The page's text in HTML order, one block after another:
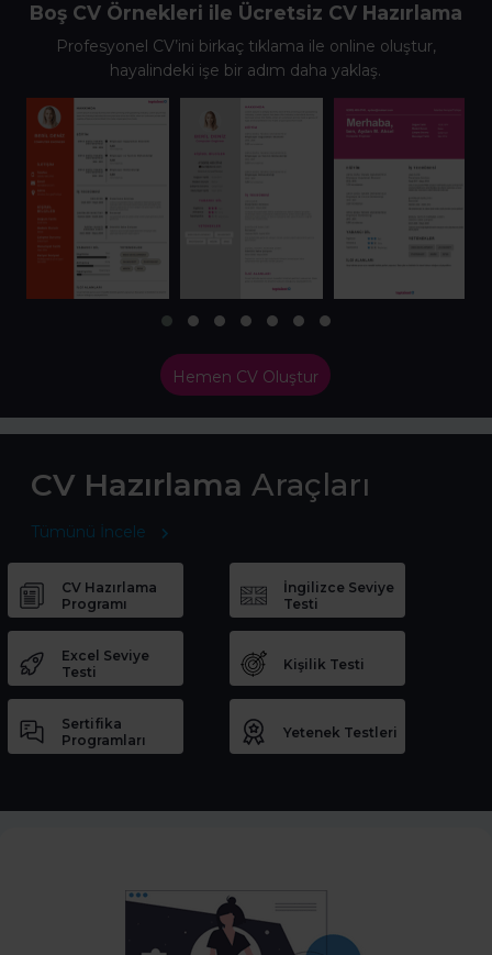
Boş CV Örnekleri ile Ücretsiz CV Hazırlama
Profesyonel CV’ini birkaç tıklama ile online oluştur,
hayalindeki işe bir adım daha yaklaş.
Hemen CV Oluştur
CV Hazırlama Araçları
Tümünü İncele
CV Hazırlama
Programı
İngilizce Seviye
Testi
Excel Seviye
Testi
Kişilik Testi
Sertifika
Programları
Yetenek Testleri